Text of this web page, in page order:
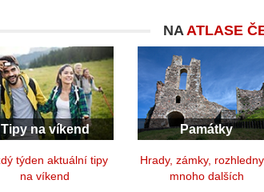
NAATLASE
Tipy na víkend
týden aktuální tipy
na víkend
Památky
Hrady, zámky,
mnoho dalších